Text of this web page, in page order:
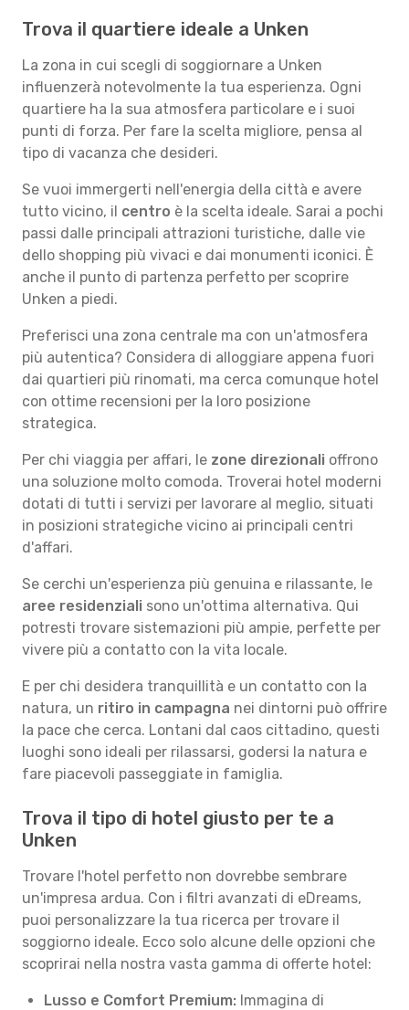
Trova il quartiere ideale a Unken
La zona in cui scegli di soggiornare a Unken
influenzerà notevolmente la tua esperienza. Ogni
quartiere ha la sua atmosfera particolare e i suoi
punti di forza. Per fare la scelta migliore, pensa al
tipo di vacanza che desideri.
Se vuoi immergerti nell'energia della città e avere
tutto vicino, il centro è la scelta ideale. Sarai a pochi
passi dalle principali attrazioni turistiche, dalle vie
dello shopping più vivaci e dai monumenti iconici. È
anche il punto di partenza perfetto per scoprire
Unken a piedi.
Preferisci una zona centrale ma con un'atmosfera
più autentica? Considera di alloggiare appena fuori
dai quartieri più rinomati, ma cerca comunque hotel
con ottime recensioni per la loro posizione
strategica.
Per chi viaggia per affari, le zone direzionali offrono
una soluzione molto comoda. Troverai hotel moderni
dotati di tutti i servizi per lavorare al meglio, situati
in posizioni strategiche vicino ai principali centri
d'affari.
Se cerchi un'esperienza più genuina e rilassante, le
aree residenziali sono un'ottima alternativa. Qui
potresti trovare sistemazioni più ampie, perfette per
vivere più a contatto con la vita locale.
E per chi desidera tranquillità e un contatto con la
natura, un ritiro in campagna nei dintorni può offrire
la pace che cerca. Lontani dal caos cittadino, questi
luoghi sono ideali per rilassarsi, godersi la natura e
fare piacevoli passeggiate in famiglia.
Trova il tipo di hotel giusto per te a
Unken
Trovare l'hotel perfetto non dovrebbe sembrare
un'impresa ardua. Con i filtri avanzati di eDreams,
puoi personalizzare la tua ricerca per trovare il
soggiorno ideale. Ecco solo alcune delle opzioni che
scoprirai nella nostra vasta gamma di offerte hotel:
Lusso e Comfort Premium: Immagina di